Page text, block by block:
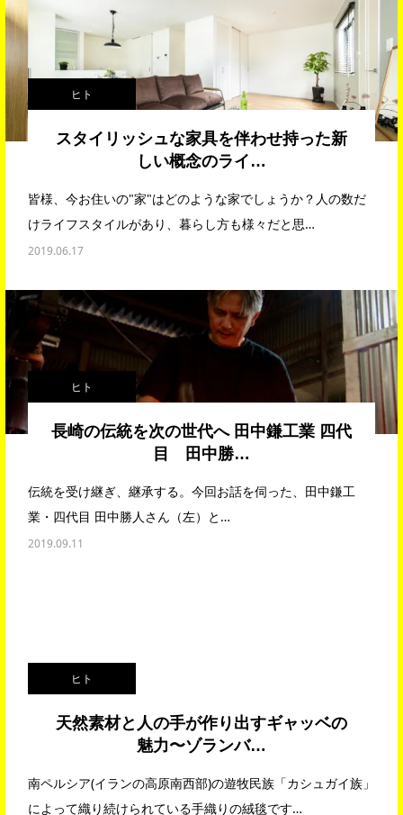
ヒト
スタイリッシュな家具を伴わせ持った新
しい概念のライ…
皆様、今お住いの"家"はどのような家でしょうか？人の数だ
けライフスタイルがあり、暮らし方も様々だと思…
2019.06.17
ヒト
長崎の伝統を次の世代へ 田中鎌工業 四代
目 田中勝…
伝統を受け継ぎ、継承する。今回お話を伺った、田中鎌工
業・四代目 田中勝人さん（左）と…
2019.09.11
ヒト
天然素材と人の手が作り出すギャッベの
魅力〜ゾランバ…
南ペルシア(イランの高原南西部)の遊牧民族「カシュガイ族」
によって織り続けられている手織りの絨毯です…